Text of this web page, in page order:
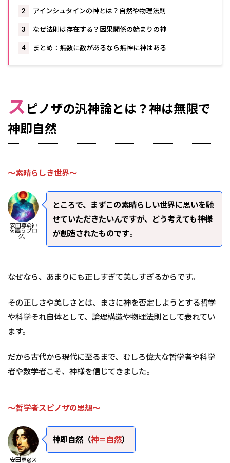
2 アインシュタインの神とは？自然や物理法則
3 なぜ法則は存在する？因果関係の始まりの神
4 まとめ：無数に数があるなら無神に神はある
ス ピノザの汎神論とは？神は無限で
神即自然
～素晴らしき世界～
安田尊@神
を謳うブロ
グ。
ところで、まずこの素晴らしい世界に思いを馳
せていただきたいんですが、どう考えても神様
が創造されたものです。
なぜなら、あまりにも正しすぎて美しすぎるからです。
その正しさや美しさとは、まさに神を否定しようとする哲学
や科学それ自体として、論理構造や物理法則として表れてい
ます。
だから古代から現代に至るまで、むしろ偉大な哲学者や科学
者や数学者こそ、神様を信じてきました。
～哲学者スピノザの思想～
安田尊@ス
神即自然（神＝自然）